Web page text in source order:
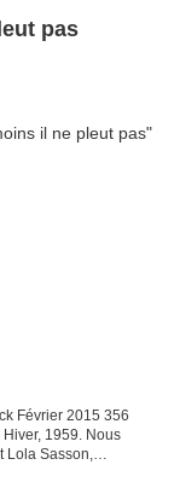
pas
Février 2015 356
1959. Nous
Lola Sasson,